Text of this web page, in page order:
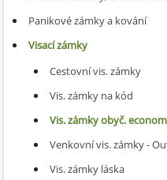
Panikové zámky a kování
Visací zámky
Cestovní vis. zámky
Vis. zámky na kód
Vis. zámky obyč.
Venkovní vis. zámky -
Vis. zámky láska